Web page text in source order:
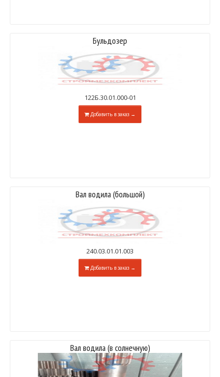
Бульдозер
122Б.30.01.000-01
Добавить в заказ →
Вал водила (большой)
240.03.01.01.003
Добавить в заказ →
Вал водила (в солнечную)